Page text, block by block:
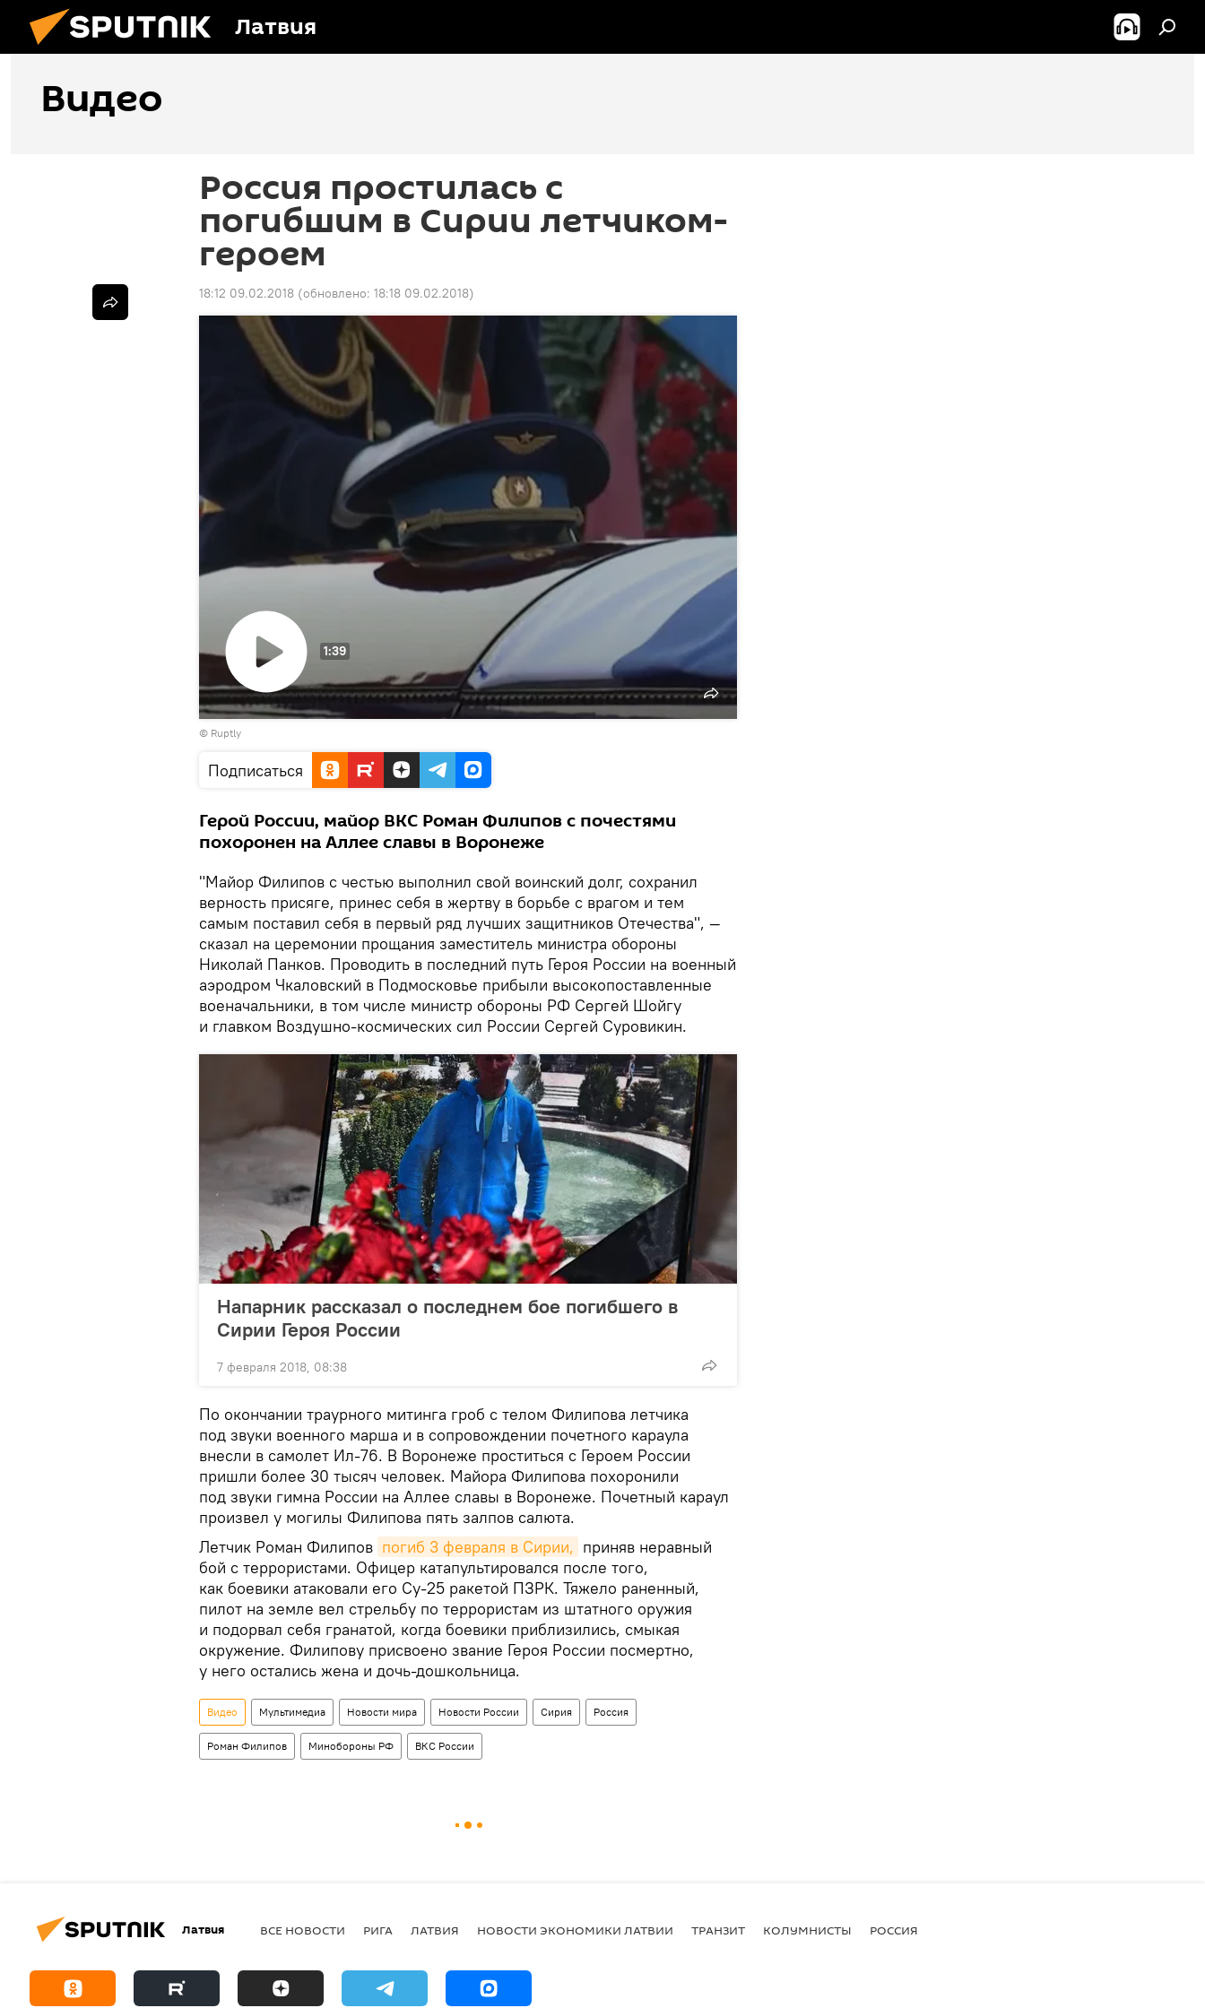
Латвия
Видео
Россия простилась с
погибшим в Сирии летчиком-
героем
18:12 09.02.2018 (обновлено: 18:18 09.02.2018)
Воспроизвести
1:39
© Ruptly
Подписаться
Герой России, майор ВКС Роман Филипов с почестями
похоронен на Аллее славы в Воронеже
"Майор Филипов с честью выполнил свой воинский долг, сохранил
верность присяге, принес себя в жертву в борьбе с врагом и тем
самым поставил себя в первый ряд лучших защитников Отечества", —
сказал на церемонии прощания заместитель министра обороны
Николай Панков. Проводить в последний путь Героя России на военный
аэродром Чкаловский в Подмосковье прибыли высокопоставленные
военачальники, в том числе министр обороны РФ Сергей Шойгу
и главком Воздушно-космических сил России Сергей Суровикин.
Напарник рассказал о последнем бое погибшего в
Сирии Героя России
7 февраля 2018, 08:38
По окончании траурного митинга гроб с телом Филипова летчика
под звуки военного марша и в сопровождении почетного караула
внесли в самолет Ил-76. В Воронеже проститься с Героем России
пришли более 30 тысяч человек. Майора Филипова похоронили
под звуки гимна России на Аллее славы в Воронеже. Почетный караул
произвел у могилы Филипова пять залпов салюта.
Летчик Роман Филипов погиб 3 февраля в Сирии, приняв неравный
бой с террористами. Офицер катапультировался после того,
как боевики атаковали его Су-25 ракетой ПЗРК. Тяжело раненный,
пилот на земле вел стрельбу по террористам из штатного оружия
и подорвал себя гранатой, когда боевики приблизились, смыкая
окружение. Филипову присвоено звание Героя России посмертно,
у него остались жена и дочь-дошкольница.
Видео Мультимедиа Новости мира Новости России Сирия Россия
Роман Филипов Минобороны РФ ВКС России
Латвия ВСЕ НОВОСТИ РИГА ЛАТВИЯ НОВОСТИ ЭКОНОМИКИ ЛАТВИИ ТРАНЗИТ КОЛУМНИСТЫ РОССИЯ